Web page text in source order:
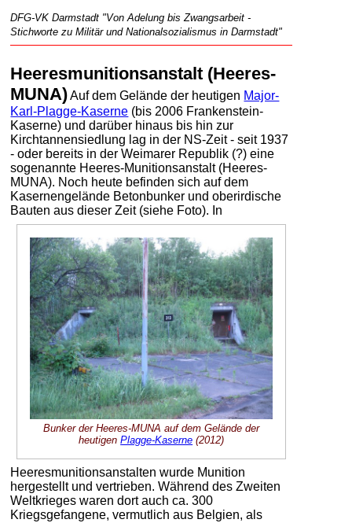
DFG-VK Darmstadt "Von Adelung bis Zwangsarbeit -
Stichworte zu Militär und Nationalsozialismus in Darmstadt"
Heeresmunitionsanstalt (Heeres-
MUNA)Auf dem Gelände der heutigen Major-
Karl-Plagge-Kaserne (bis 2006 Frankenstein-
Kaserne) und darüber hinaus bis hin zur
Kirchtannensiedlung lag in der NS-Zeit - seit 1937
- oder bereits in der Weimarer Republik (?) eine
sogenannte Heeres-Munitionsanstalt (Heeres-
MUNA). Noch heute befinden sich auf dem
Kasernengelände Betonbunker und oberirdische
Bauten aus dieser Zeit (siehe Foto).
Bunker der Heeres-MUNA auf dem Gelände der
heutigenPlagge-Kaserne (2012)
In
Heeresmunitionsanstalten wurde Munition
hergestellt und vertrieben. Während des Zweiten
Weltkrieges waren dort auch ca. 300
Kriegsgefangene, vermutlich aus Belgien, als